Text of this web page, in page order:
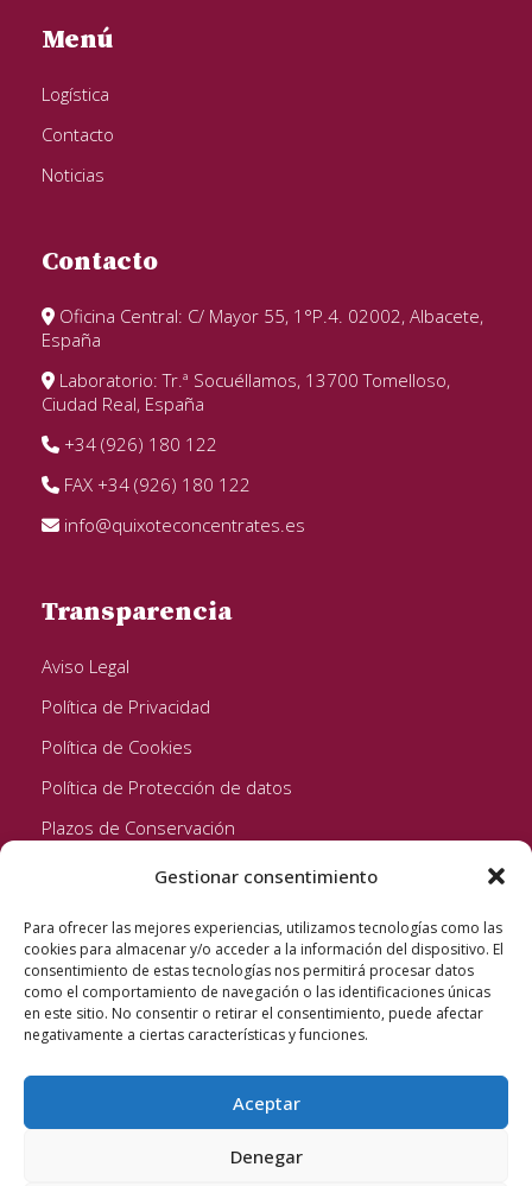
Gestionar consentimiento
Para ofrecer las mejores experiencias, utilizamos tecnologías como las
cookies para almacenar y/o acceder a la información del dispositivo. El
consentimiento de estas tecnologías nos permitirá procesar datos
como el comportamiento de navegación o las identificaciones únicas
en este sitio. No consentir o retirar el consentimiento, puede afectar
negativamente a ciertas características y funciones.
Aceptar
Denegar
Menú
Logística
Contacto
Noticias
Contacto
Oficina Central: C/ Mayor 55, 1°P.4. 02002, Albacete,
España
Laboratorio: Tr.ª Socuéllamos, 13700 Tomelloso,
Ciudad Real, España
+34 (926) 180 122
FAX +34 (926) 180 122
info@quixoteconcentrates.es
Transparencia
Aviso Legal
Política de Privacidad
Política de Cookies
Política de Protección de datos
Plazos de Conservación
Seguinos!
Quixote Concentrates S.L. 2022 © Reservados todos los
derechos